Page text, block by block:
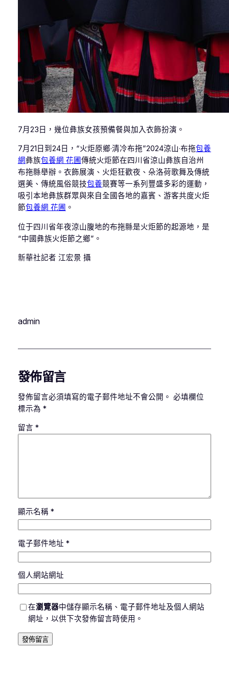
7月23日，幾位彝族女孩預備餐與加入衣飾扮演。
7月21日到24日，“火炬原鄉·清冷布拖”2024涼山·布拖包養
網彝族包養網 花圃傳統火炬節在四川省涼山彝族自治州
布拖縣舉辦。衣飾展演、火炬狂歡夜、朵洛荷歌舞及傳統
選美、傳統風俗競技包養競賽等一系列豐盛多彩的運動，
吸引本地彝族群眾與來自全國各地的嘉賓、游客共度火炬
節包養網 花圃 。
位于四川省年夜涼山腹地的布拖縣是火炬節的起源地，是
“中國彝族火炬節之鄉”。
新華社記者 江宏景 攝
admin
發佈留言
發佈留言必須填寫的電子郵件地址不會公開。 必填欄位
標示為 *
留言 *
顯示名稱 *
電子郵件地址 *
個人網站網址
在瀏覽器中儲存顯示名稱、電子郵件地址及個人網站
網址，以供下次發佈留言時使用。